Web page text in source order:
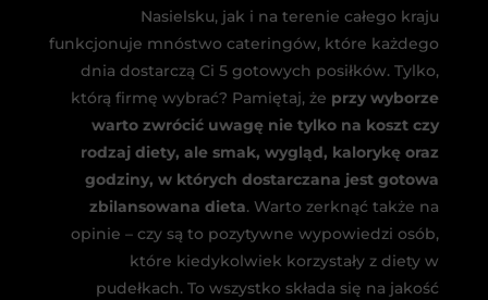
Nasielsku, jak i na terenie całego kraju
funkcjonuje mnóstwo cateringów, które każdego
dnia dostarczą Ci 5 gotowych posiłków. Tylko,
którą firmę wybrać? Pamiętaj, że przy wyborze
warto zwrócić uwagę nie tylko na koszt czy
rodzaj diety, ale smak, wygląd, kalorykę oraz
godziny, w których dostarczana jest gotowa
zbilansowana dieta. Warto zerknąć także na
opinie – czy są to pozytywne wypowiedzi osób,
które kiedykolwiek korzystały z diety w
pudełkach. To wszystko składa się na jakość